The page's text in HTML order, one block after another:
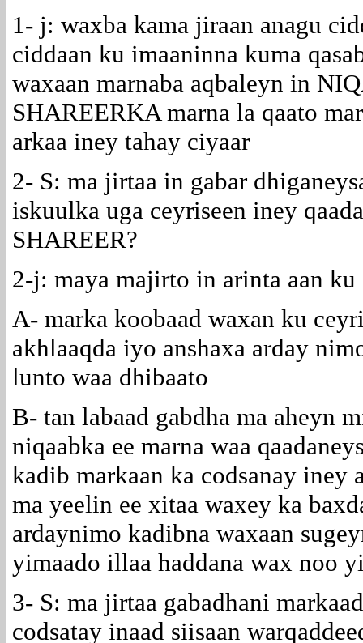
1- j: waxba kama jiraan anagu
ciddaan ku imaaninna kuma
waxaan marnaba aqbaleyn in
SHAREERKA marna la qaato
arkaa iney tahay ciyaar
2- S: ma jirtaa in gabar
iskuulka uga ceyriseen iney
SHAREER?
2-j: maya majirto in arinta aan
A- marka koobaad waxan ku
akhlaaqda iyo anshaxa arday
lunto waa dhibaato
B- tan labaad gabdha ma aheyn
niqaabka ee marna waa
kadib markaan ka codsanay iney
ma yeelin ee xitaa waxey ka
ardaynimo kadibna waxaan
yimaado illaa haddana wax noo
3- S: ma jirtaa gabadhani
codsatay inaad siisaan